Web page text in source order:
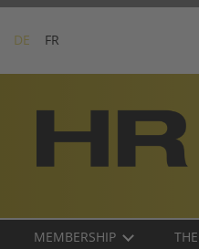
Skip
content
DE FR
Main
MEMBERSHIP